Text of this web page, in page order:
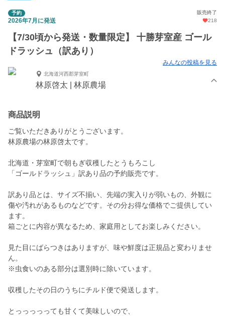
予約 販売終了
2026年7月に発送 218
【7/30頃から発送・数量限定】 十勝芽室産 ゴール
ドラッシュ（訳あり）
みんなの投稿を見る
北海道河西郡芽室町
林原啓太 | 林原農場
商品説明
ご覧いただきありがとうございます。
林原農場の林原啓太です。
北海道・芽室町で朝もぎ収穫したとうもろこし
「ゴールドラッシュ」訳あり品の予約販売です。
訳あり品とは、サイズ不揃い、先端の実入りが弱いもの、外観に
傷や汚れがあるものなどです。その分お得な価格でご提供してい
ます。
箱ごとに内容が異なるため、家庭用としてお楽しみください。
見た目にばらつきはありますが、味や鮮度は正規品と変わりませ
ん。
※虫食いのある部分は選別時に除いています。
収穫したその日のうちにチルド便で発送します。
とっっっっっても甘くて美味しいので、